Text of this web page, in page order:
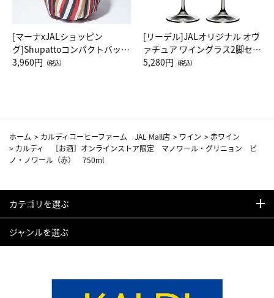
[マーナxJALショッピン
グ]Shupattoコンパクトバッグ
Drop JAL客室乗務員（LC）ス
3,960円 （税込）
[リーデル]JALオリジナル オヴ
ァチュア ワイングラス2脚セッ
ト（レッドワイン）
5,280円 （税込）
ホーム > カルディコーヒーファーム JAL Mall店 > ワイン >赤ワイン
> カルディ ［お酒］オンラインストア限定 マノワール・グリニョン ピ
ノ・ノワール（赤） 750ml
カテゴリを選ぶ
ジャンルを選ぶ